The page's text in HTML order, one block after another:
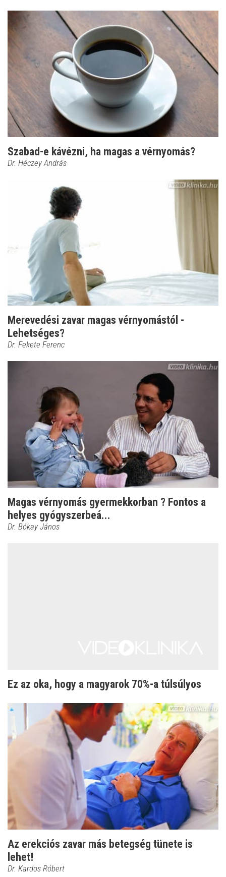
Szabad-e kávézni, ha magas a vérnyomás?
Dr. Héczey András
Merevedési zavar magas vérnyomástól -
Lehetséges?
Dr. Fekete Ferenc
Magas vérnyomás gyermekkorban ? Fontos a
helyes gyógyszerbeá...
Dr. Bókay János
Ez az oka, hogy a magyarok 70%-a túlsúlyos
Az erekciós zavar más betegség tünete is
lehet!
Dr. Kardos Róbert